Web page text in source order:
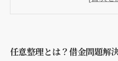
手続き中に気をつけた
安心して任意整理を進
任意整理とは？借金問題解